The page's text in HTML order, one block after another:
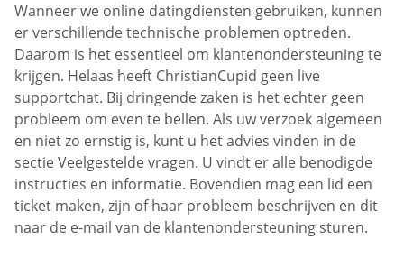
Wanneer we online datingdiensten gebruiken, kunnen
er verschillende technische problemen optreden.
Daarom is het essentieel om klantenondersteuning te
krijgen. Helaas heeft ChristianCupid geen live
supportchat. Bij dringende zaken is het echter geen
probleem om even te bellen. Als uw verzoek algemeen
en niet zo ernstig is, kunt u het advies vinden in de
sectie Veelgestelde vragen. U vindt er alle benodigde
instructies en informatie. Bovendien mag een lid een
ticket maken, zijn of haar probleem beschrijven en dit
naar de e-mail van de klantenondersteuning sturen.